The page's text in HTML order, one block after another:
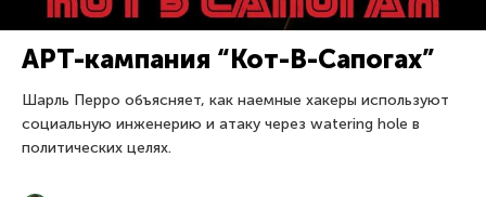
APT-кампания “Кот-В-Сапогах”
Шарль Перро объясняет, как наемные хакеры используют
социальную инженерию и атаку через watering hole в
политических целях.